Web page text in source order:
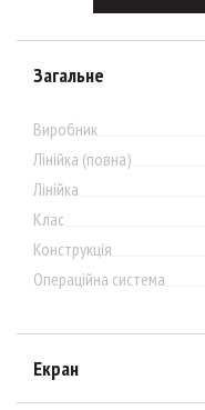
Загальне
Виробник
Лінійка (повна)
Лінійка
Клас
Конструкція
Операційна система
Екран